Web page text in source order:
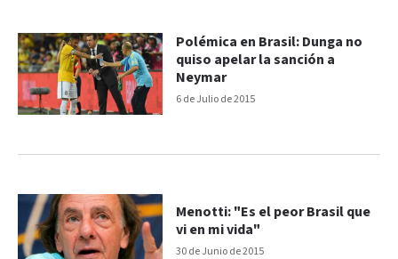
6 de Julio de 2015
Polémica en Brasil: Dunga no
quiso apelar la sanción a
Neymar
30 de Junio de 2015
Menotti: "Es el peor Brasil que
vi en mi vida"